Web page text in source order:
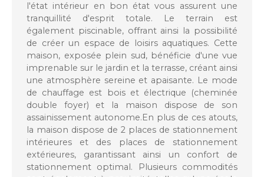
l'état intérieur en bon état vous assurent une
tranquillité d'esprit totale. Le terrain est
également piscinable, offrant ainsi la possibilité
de créer un espace de loisirs aquatiques. Cette
maison, exposée plein sud, bénéficie d'une vue
imprenable sur le jardin et la terrasse, créant ainsi
une atmosphère sereine et apaisante. Le mode
de chauffage est bois et électrique (cheminée
double foyer) et la maison dispose de son
assainissement autonome.En plus de ces atouts,
la maison dispose de 2 places de stationnement
intérieures et des places de stationnement
extérieures, garantissant ainsi un confort de
stationnement optimal. Plusieurs commodités